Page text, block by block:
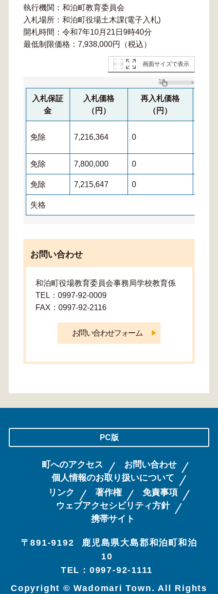
執行機関：和泊町教育委員会
入札場所：和泊町役場土木課(電子入札)
開札時間：令和7年10月21日9時40分
最低制限価格：7,938,000円（税込）
画面サイズで表示
入札保証
金
入札価格
（円）
再入札価格
（円）
免除 7,216,364 0
免除 7,800,000 0
免除 7,215,647 0
失格
お問い合わせ
和泊町役場教育委員会事務局学校教育係
TEL：0997-92-0009
FAX：0997-92-2116
PC版
町へのアクセス
お問い合わせ
個人情報のお取り扱いについて
リンク
著作権
免責事項
ウェブアクセシビリティ方針
携帯サイト
〒891-9192
鹿児島県大島郡和泊町和泊
10
TEL：0997-92-1111
Copyright © Wadomari Town. All Rights